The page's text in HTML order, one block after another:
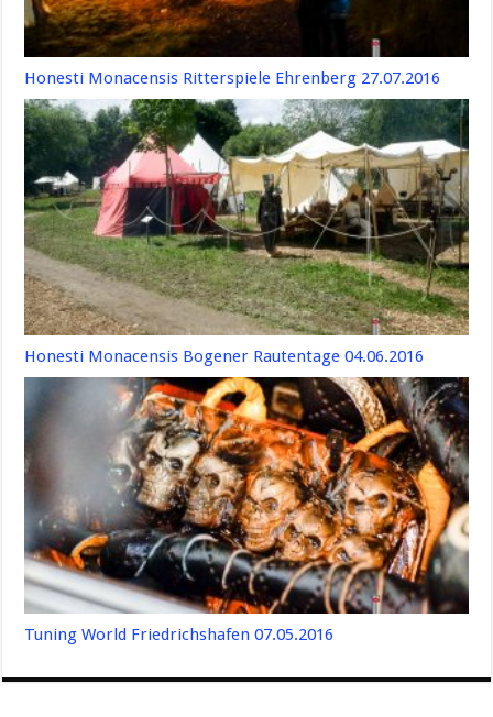
Honesti Monacensis Ritterspiele Ehrenberg 27.07.2016
Honesti Monacensis Bogener Rautentage 04.06.2016
Tuning World Friedrichshafen 07.05.2016